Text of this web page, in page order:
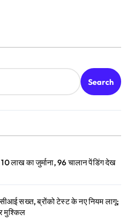
Search
लाख का जुर्माना, 96 चालान पेंडिंग देख
सख्त, ब्रोंको टेस्ट के नए नियम लागू;
मुश्किल